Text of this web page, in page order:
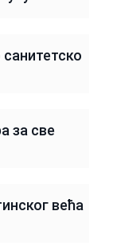
за све
већа